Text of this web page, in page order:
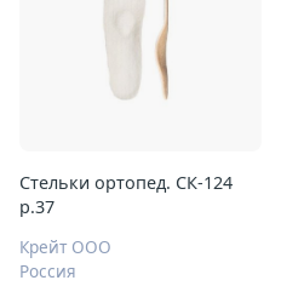
Стельки ортопед. СК-124
р.37
Крейт ООО
Россия